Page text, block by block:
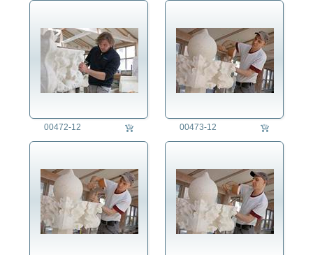
Feuerwehrmann/-frau
Fischer/in
Fotograf/in
Friseur/Friseuse
Gärtner/in
Gesundheitstester/in
Glasbläser
Goldschmied/in
Hausfrau/Hausmann
Hebamme
Heilpädagoge/Heilpädagogin
00472-12 00473-12